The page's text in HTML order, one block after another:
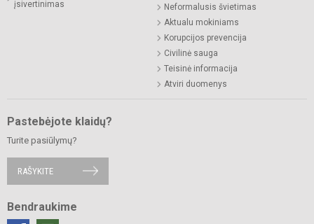
įsivertinimas
Neformalusis švietimas
Aktualu mokiniams
Korupcijos prevencija
Civilinė sauga
Teisinė informacija
Atviri duomenys
Pastebėjote klaidų?
Turite pasiūlymų?
RAŠYKITE
Bendraukime